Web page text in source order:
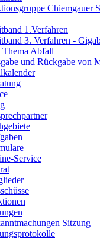
Chiemgauer
1.Verfahren
3. Verfahren -
Thema Abfall
und Rückgabe von
Service
Sitzung